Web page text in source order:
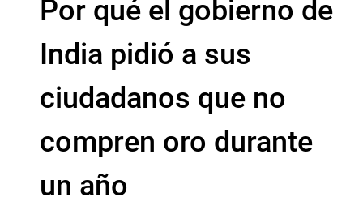
Por qué el gobierno de
India pidió a sus
ciudadanos que no
compren oro durante
un año